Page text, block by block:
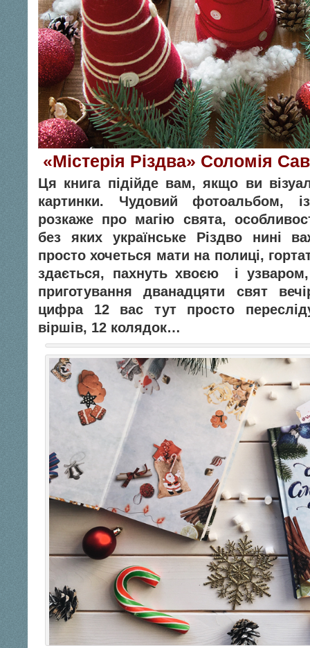
«Містерія Різдва» Соломія
Ця книга підійде вам, якщо ви
картинки. Чудовий фотоальбом,
розкаже про магію свята,
без яких українське Різдво нині
просто хочеться мати на полиці,
здається, пахнуть хвоєю і
приготування дванадцяти свят
цифра 12 вас тут просто
віршів, 12 колядок…